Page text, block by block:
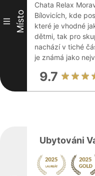
III Místo
Chata Relax
Bílovicích, kde
které je vhodné
dětmi, tak pro
nachází v tiché
je známá jako
9.7
Ubytováni